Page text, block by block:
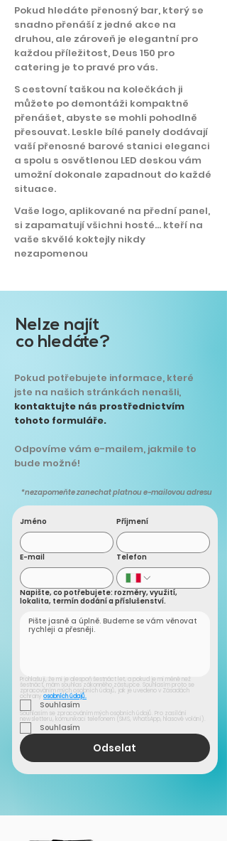
Pokud hledáte přenosný bar, který se
snadno přenáší z jedné akce na
druhou, ale zároveň je elegantní pro
každou příležitost, Deus 150 pro
catering je to pravé pro vás.
S cestovní taškou na kolečkách ji
můžete po demontáži kompaktně
přenášet, abyste se mohli pohodlně
přesouvat. Leskle bílé panely dodávají
vaší přenosné barové stanici eleganci
a spolu s osvětlenou LED deskou vám
umožní dokonale zapadnout do každé
situace.
Vaše logo, aplikované na přední panel,
si zapamatují všichni hosté... kteří na
vaše skvělé koktejly nikdy
nezapomenou
Nelze najít
co hledáte?
Pokud potřebujete informace, které
jste na našich stránkách nenašli,
kontaktujte nás prostřednictvím
tohoto formuláře.
Odpovíme vám e-mailem, jakmile to
bude možné!
*nezapomeňte zanechat platnou e-mailovou adresu
Jméno Příjmení
E-mail Telefon
Napište, co potřebujete: rozměry, využití,
lokalita, termín dodání a příslušenství.
Prohlašuji, že mi je alespoň šestnáct let, a pokud je mi méně než
šestnáct, mám souhlas zákonného zástupce. Souhlasím proto se
zpracováním mých osobních údajů, jak je uvedeno v Zásadách
ochrany osobních údajů.
Souhlasím
Souhlasím se zpracováním mých osobních údajů. Pro zasílání
newsletteru, komunikaci telefonem (SMS, WhatsApp, hlasové volání).
Souhlasím
Odselat